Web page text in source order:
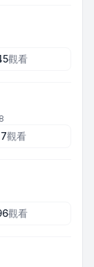
觀看
觀看
觀看